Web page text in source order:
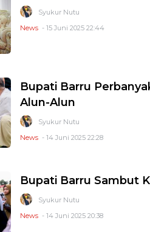
Syukur Nutu
News - 15 Juni 2025 22:44
Bupati Barru
Alun-Alun
Syukur Nutu
News - 14 Juni 2025 22:28
Bupati Barru Sambut
Syukur Nutu
News - 14 Juni 2025 20:38